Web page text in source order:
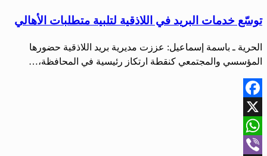
توسّع خدمات البريد في اللاذقية لتلبية متطلبات الأهالي
الحرية ـ باسمة إسماعيل: عززت مديرية بريد اللاذقية حضورها
المؤسسي والمجتمعي كنقطة ارتكاز رئيسية في المحافظة،…
Facebook
X
WhatsApp